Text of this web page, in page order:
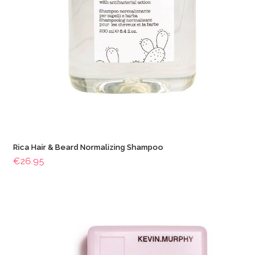
Rica Hair & Beard Normalizing Shampoo
€26.95